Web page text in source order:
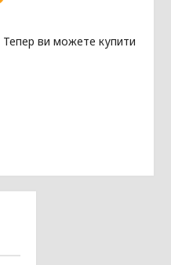
Тепер ви можете купити